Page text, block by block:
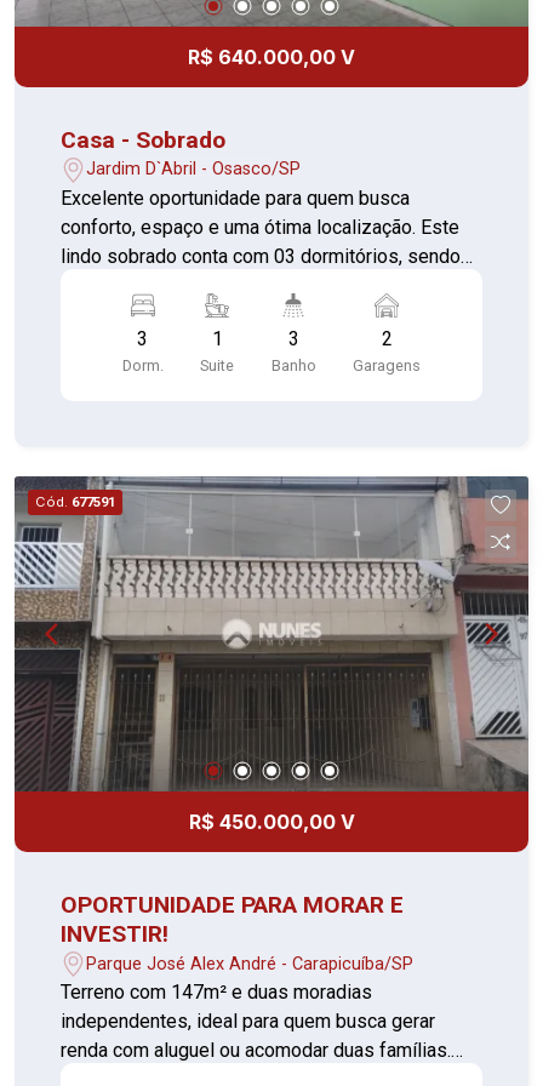
R$ 640.000,00 V
Casa - Sobrado
Jardim D`Abril - Osasco/SP
Excelente oportunidade para quem busca
conforto, espaço e uma ótima localização. Este
lindo sobrado conta com 03 dormitórios, sendo
distribuídos e aconchegantes, ideal para famílias
que valorizam praticidade e qualidade de vida.
Características do imóvel: * 03 dormitórios
Banheiro social * Área de serviço * 02 vagas de
garagem Área total: 260 m² Localizado no Jardim
D?Abril, em Osasco/SP, próximo a
supermercados, padarias, escolas, bancos e
diversos comércios, garantindo facilidade para o
dia a dia. Um imóvel completo, que une espaço,
conforto e excelente localização, perfeito para
morar ou investir. Entre em contato para mais
informações
3
Dorm.
1
Suite
3
Banho
2
Garagens
Cód. 677591
R$ 450.000,00 V
OPORTUNIDADE PARA MORAR E
INVESTIR!
Parque José Alex André - Carapicuíba/SP
Terreno com 147m² e duas moradias
independentes, ideal para quem busca gerar
renda com aluguel ou acomodar duas famílias.